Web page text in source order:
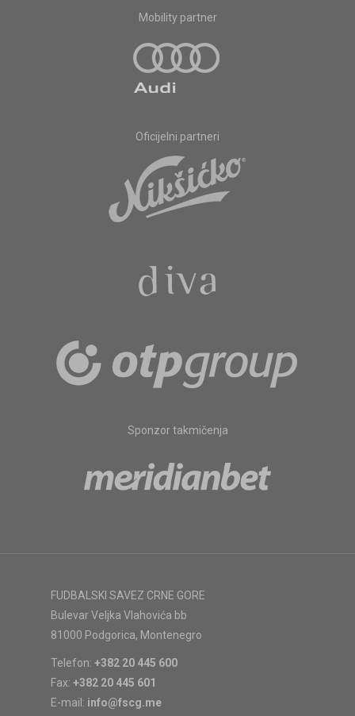
Mobility partner
Oficijelni partneri
Sponzor takmičenja
FUDBALSKI SAVEZ CRNE GORE
Bulevar Veljka Vlahovića bb
81000 Podgorica, Montenegro
Telefon: +382 20 445 600
Fax: +382 20 445 601
E-mail: info@fscg.me